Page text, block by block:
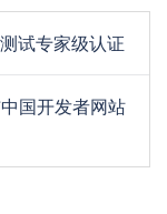
试专家级认证
国开发者网站